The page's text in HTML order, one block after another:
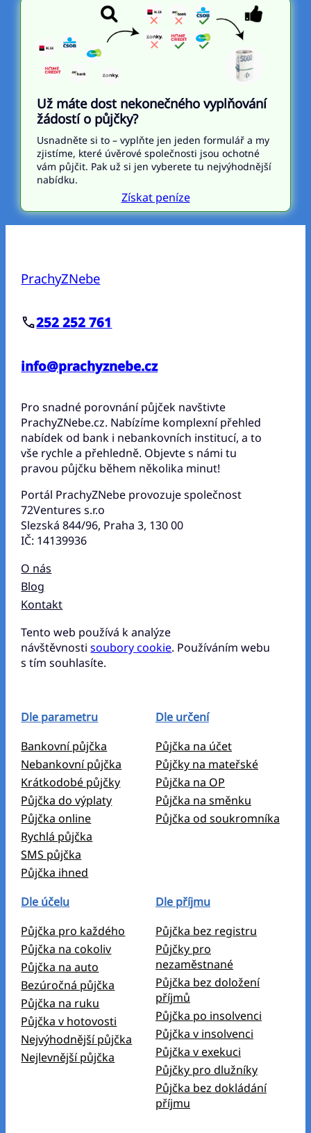
Už máte dost nekonečného vyplňování
žádostí o půjčky?
Usnadněte si to – vyplňte jen jeden formulář a my
zjistíme, které úvěrové společnosti jsou ochotné
vám půjčit. Pak už si jen vyberete tu nejvýhodnější
nabídku.
Získat peníze
PrachyZNebe
252 252 761
info@prachyznebe.cz
Pro snadné porovnání půjček navštivte
PrachyZNebe.cz. Nabízíme komplexní přehled
nabídek od bank i nebankovních institucí, a to
vše rychle a přehledně. Objevte s námi tu
pravou půjčku během několika minut!
Portál PrachyZNebe provozuje společnost
72Ventures s.r.o
Slezská 844/96, Praha 3, 130 00
IČ: 14139936
O nás
Blog
Kontakt
Tento web používá k analýze
návštěvnostisoubory cookie. Používáním webu
s tím souhlasíte.
Dle parametru
Bankovní půjčka
Nebankovní půjčka
Krátkodobé půjčky
Půjčka do výplaty
Půjčka online
Rychlá půjčka
SMS půjčka
Půjčka ihned
Dle určení
Půjčka na účet
Půjčky na mateřské
Půjčka na OP
Půjčka na směnku
Půjčka od soukromníka
Dle účelu
Půjčka pro každého
Půjčka na cokoliv
Půjčka na auto
Bezúročná půjčka
Půjčka na ruku
Půjčka v hotovosti
Nejvýhodnější půjčka
Nejlevnější půjčka
Dle příjmu
Půjčka bez registru
Půjčky pro
nezaměstnané
Půjčka bez doložení
příjmů
Půjčka po insolvenci
Půjčka v insolvenci
Půjčka v exekuci
Půjčky pro dlužníky
Půjčka bez dokládání
příjmu